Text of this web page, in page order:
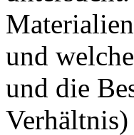
und
und die